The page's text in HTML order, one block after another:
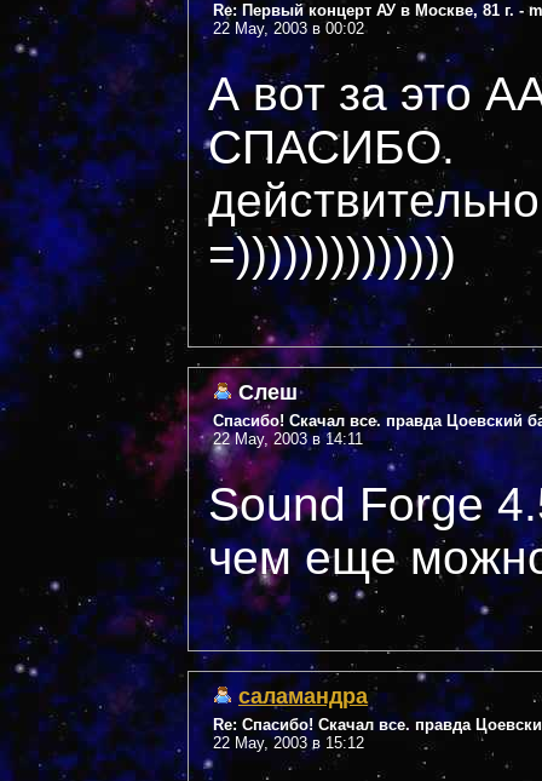
Re: Первый концерт АУ в Москве, 81 г. -
22 May, 2003 в 00:02
А вот за это
СПАСИБО.
=))))))))))))))
Слеш
Спасибо! Скачал все. правда Цоевский
22 May, 2003 в 14:11
Sound Forge
чем еще
саламандра
Re: Спасибо! Скачал все. правда
22 May, 2003 в 15:12